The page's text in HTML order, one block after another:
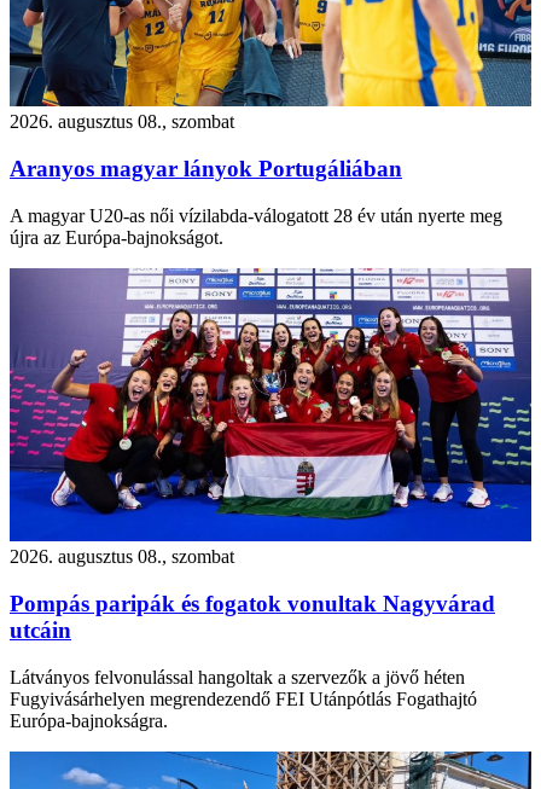
2026. augusztus 08., szombat
Aranyos magyar lányok Portugáliában
A magyar U20-as női vízilabda-válogatott 28 év után nyerte meg
újra az Európa-bajnokságot.
2026. augusztus 08., szombat
Pompás paripák és fogatok vonultak Nagyvárad
utcáin
Látványos felvonulással hangoltak a szervezők a jövő héten
Fugyivásárhelyen megrendezendő FEI Utánpótlás Fogathajtó
Európa-bajnokságra.